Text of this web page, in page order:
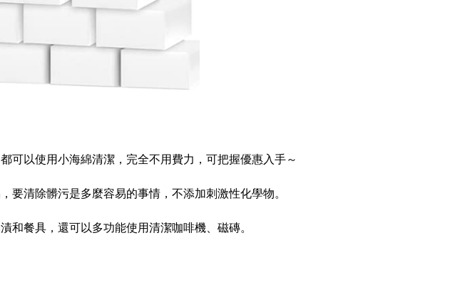
可以使用小海綿清潔，完全不用費力，可把握優惠入手～
清除髒污是多麼容易的事情，不添加刺激性化學物。
餐具，還可以多功能使用清潔咖啡機、磁磚。